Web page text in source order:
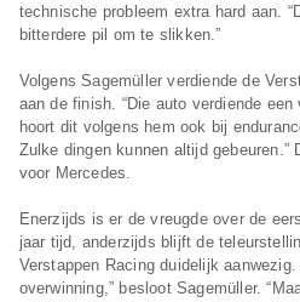
technische probleem extra hard aan.
bitterdere pil om te slikken.”
Volgens Sagemüller verdiende de
aan de finish. “Die auto verdiende
hoort dit volgens hem ook bij
Zulke dingen kunnen altijd gebeuren.”
voor Mercedes.
Enerzijds is er de vreugde over de
jaar tijd, anderzijds blijft de
Verstappen Racing duidelijk
overwinning,” besloot Sagemüller.